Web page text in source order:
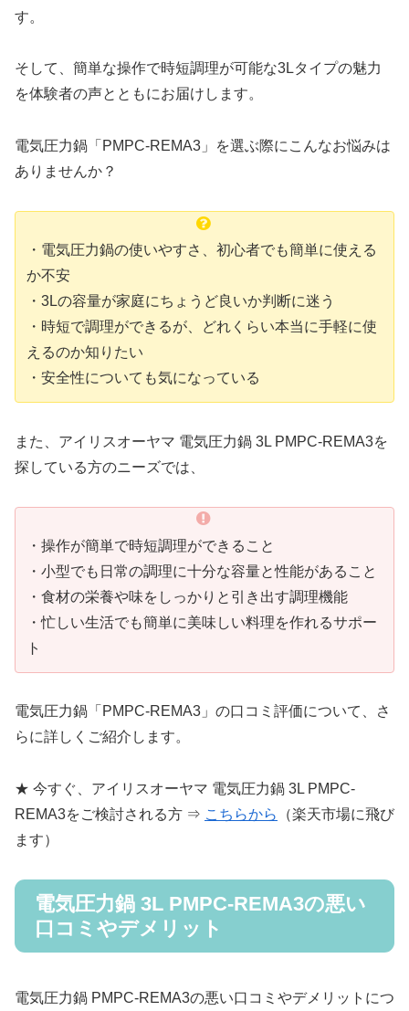
す。
そして、簡単な操作で時短調理が可能な3Lタイプの魅力
を体験者の声とともにお届けします。
電気圧力鍋「PMPC-REMA3」を選ぶ際にこんなお悩みは
ありませんか？
・電気圧力鍋の使いやすさ、初心者でも簡単に使える
か不安
・3Lの容量が家庭にちょうど良いか判断に迷う
・時短で調理ができるが、どれくらい本当に手軽に使
えるのか知りたい
・安全性についても気になっている
また、アイリスオーヤマ 電気圧力鍋 3L PMPC-REMA3を
探している方のニーズでは、
・操作が簡単で時短調理ができること
・小型でも日常の調理に十分な容量と性能があること
・食材の栄養や味をしっかりと引き出す調理機能
・忙しい生活でも簡単に美味しい料理を作れるサポー
ト
電気圧力鍋「PMPC-REMA3」の口コミ評価について、さ
らに詳しくご紹介します。
★ 今すぐ、アイリスオーヤマ 電気圧力鍋 3L PMPC-
REMA3をご検討される方 ⇒ こちらから
（楽天市場に飛び
ます）
電気圧力鍋 3L PMPC-REMA3の悪い
口コミやデメリット
電気圧力鍋 PMPC-REMA3の悪い口コミやデメリットにつ